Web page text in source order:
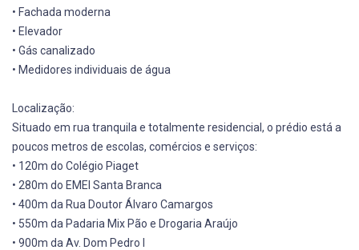
• Fachada moderna
• Elevador
• Gás canalizado
• Medidores individuais de água
Localização:
Situado em rua tranquila e totalmente residencial, o prédio está a
poucos metros de escolas, comércios e serviços:
• 120m do Colégio Piaget
• 280m do EMEI Santa Branca
• 400m da Rua Doutor Álvaro Camargos
• 550m da Padaria Mix Pão e Drogaria Araújo
• 900m da Av. Dom Pedro I